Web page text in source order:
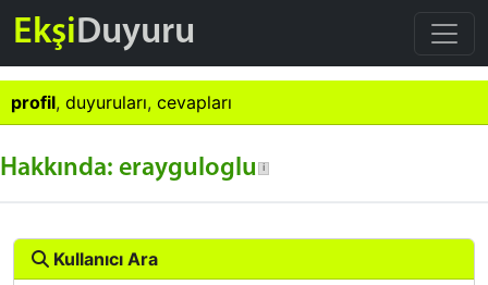
EkşiDuyuru
profil, duyuruları, cevapları
Hakkında: erayguloglu
Kullanıcı Ara